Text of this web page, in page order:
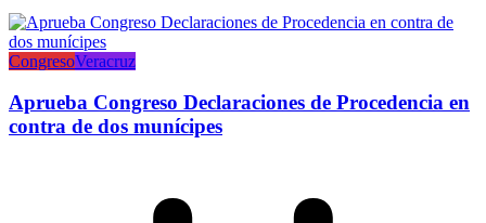
CongresoVeracruz
Aprueba Congreso Declaraciones de Procedencia en
contra de dos munícipes